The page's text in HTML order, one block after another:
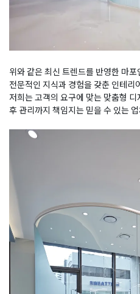
위와 같은 최신 트렌드를 반영한 마
전문적인 지식과 경험을 갖춘 인테리
저희는 고객의 요구에 맞는 맞춤형
후 관리까지 책임지는 믿을 수 있는